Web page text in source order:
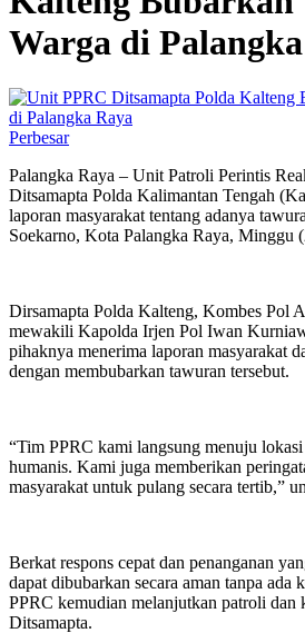
Warga di
Perbesar
Palangka Raya – Unit Patroli Perintis
Ditsamapta Polda Kalimantan Tengah
laporan masyarakat tentang adanya
Soekarno, Kota Palangka Raya, Minggu
Dirsamapta Polda Kalteng, Kombes Pol
mewakili Kapolda Irjen Pol Iwan
pihaknya menerima laporan masyarakat
dengan membubarkan tawuran tersebut.
“Tim PPRC kami langsung menuju lokasi
humanis. Kami juga memberikan
masyarakat untuk pulang secara tertib,”
Berkat respons cepat dan penanganan
dapat dibubarkan secara aman tanpa ada
PPRC kemudian melanjutkan patroli dan
Ditsamapta.